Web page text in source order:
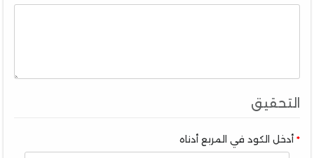
التحقيق
أدخل الكود في المربع أدناه